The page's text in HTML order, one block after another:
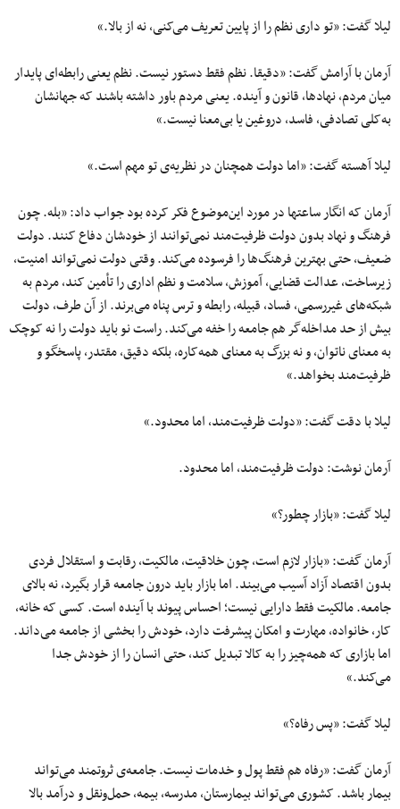
لیلا گفت: «تو داری نظم را از پایین تعریف می‌کنی، نه از بالا.»
آرمان با آرامش گفت: «دقیقا. نظم فقط دستور نیست. نظم یعنی رابطه‌ای پایدار
میان مردم، نهادها، قانون و آینده. یعنی مردم باور داشته باشند که جهانشان
به‌کلی تصادفی، فاسد، دروغین یا بی‌معنا نیست.»
لیلا آهسته گفت: «اما دولت همچنان در نظریه‌ی تو مهم است.»
آرمان که انگار ساعتها در مورد این‌موضوع فکر کرده بود جواب داد: «بله. چون
فرهنگ و نهاد بدون دولت ظرفیت‌مند نمی‌توانند از خودشان دفاع کنند. دولت
ضعیف، حتی بهترین فرهنگ‌ها را فرسوده می‌کند. وقتی دولت نمی‌تواند امنیت،
زیرساخت، عدالت قضایی، آموزش، سلامت و نظم اداری را تأمین کند، مردم به
شبکه‌های غیررسمی، فساد، قبیله، رابطه و ترس پناه می‌برند. از آن طرف، دولت
بیش از حد مداخله‌گر هم جامعه را خفه می‌کند. راست نو باید دولت را نه کوچک
به معنای ناتوان، و نه بزرگ به معنای همه‌کاره، بلکه دقیق، مقتدر، پاسخگو و
ظرفیت‌مند بخواهد.»
لیلا با دقت گفت: «دولت ظرفیت‌مند، اما محدود.»
آرمان نوشت: دولت ظرفیت‌مند، اما محدود.
لیلا گفت: «بازار چطور؟»
آرمان گفت: «بازار لازم است، چون خلاقیت، مالکیت، رقابت و استقلال فردی
بدون اقتصاد آزاد آسیب می‌بیند. اما بازار باید درون جامعه قرار بگیرد، نه بالای
جامعه. مالکیت فقط دارایی نیست؛ احساس پیوند با آینده است. کسی که خانه،
کار، خانواده، مهارت و امکان پیشرفت دارد، خودش را بخشی از جامعه می‌داند.
اما بازاری که همه‌چیز را به کالا تبدیل کند، حتی انسان را از خودش جدا
می‌کند.»
لیلا گفت: «پس رفاه؟»
آرمان گفت: «رفاه هم فقط پول و خدمات نیست. جامعه‌ی ثروتمند می‌تواند
بیمار باشد. کشوری می‌تواند بیمارستان، مدرسه، بیمه، حمل‌ونقل و درآمد بالا